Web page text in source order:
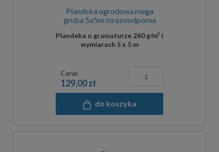
Plandeka ogrodowa mega
gruba 5x5m mrozoodporna
Plandeka o gramaturze 260 g/m² i
wymiarach 5 x 5 m
Cena:
129,00 zł
do koszyka